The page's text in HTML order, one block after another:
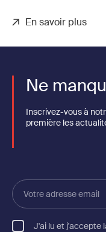
En savoir plus
Ne
Inscrivez-vous à
première les
Votre
adresse
email
J'ai lu et j'accepte